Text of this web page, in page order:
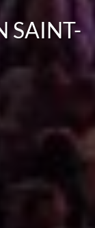
SAINT-